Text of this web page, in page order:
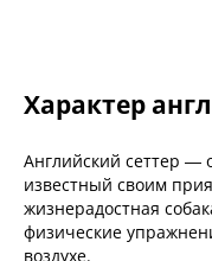
Характер
Английский сеттер —
известный своим
жизнерадостная
физические
воздухе.